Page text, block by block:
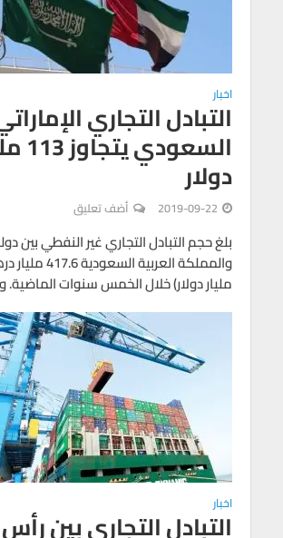
اخبار
التبادل التجاري
دولار
2019-09-22 أضف تعليق
بلغ حجم التبادل التجاري غير النفطي بين
مليار دولار) خلال الخمس سنوات الماضية.
اخبار
التبادل التجاري بين